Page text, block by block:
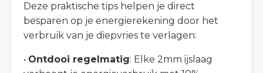
Deze praktische tips helpen je direct
besparen op je energierekening door het
verbruik van je diepvries te verlagen:
• Ontdooi regelmatig: Elke 2mm ijslaag